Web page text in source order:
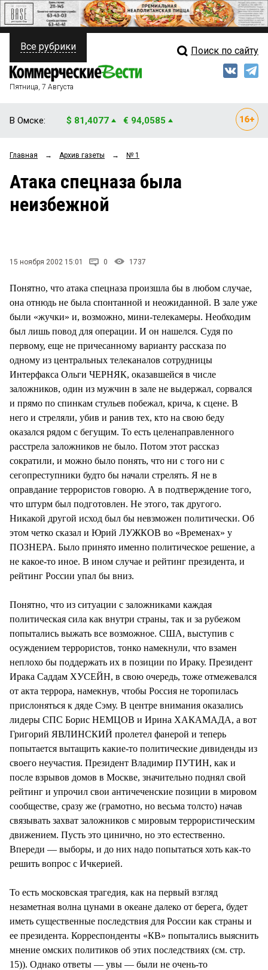
ПОЛИТИКА
ФИНАНСЫ
ОБЩЕСТВО
ЗАКОН
СТИЛЬ ЖИЗНИ
Свежий выпуск
Рейтинги
Все рубрики Поиск по сайту
Пятница, 7 Августа
В Омске: $ 81,4077 € 94,0585
Главная → Архив газеты → № 1
Атака спецназа была
неизбежной
15 ноября 2002 15:01 0 1737
Понятно, что атака спецназа произшла бы в любом случае,
она отнюдь не была спонтанной и неожиданной. В зале уже
были «жучки» и, возможно, мини-телекамеры. Необходим
был лишь повод для операции. И он нашелся. Судя по
первому, еще не причесанному варианту рассказа по
одному из центральных телеканалов сотрудницы
Интерфакса Ольги ЧЕРНЯК, оказавшейся в числе
заложников, один из мужчин в зале не выдержал, сорвался
и прямо по спинкам стульев побежал, крича, к сцене. В
него и стреляли, убив и ранив тех, кто на свою беду
оказался рядом с бегущим. То есть целенаправленного
расстрела заложников не было. Потом этот рассказ
сократили, и можно было понять, что ни с того ни с
сегопреступники будто бы начали стрелять. Я не в
оправдание террористов говорю. А в подтверждение того,
что штурм был подготовлен. Не этого, так другого.
Никакой другой исход был бы невзможен политически. Об
этом четко сказал и Юрий ЛУЖКОВ во «Временах» у
ПОЗНЕРА. Было принято именно политическое решение, а
не какое-то иное. В ином случае и рейтинг президента, и
рейтинг России упал бы вниз.
Понятно, что из ситуации с заложниками каждая
политическая сила как внутри страны, так и за рубежом
попытались выжать все возможное. США, выступив с
осуждением террористов, тонко намекнули, что взамен
неплохо бы поддержать их в позиции по Ираку. Президент
Ирака Саддам ХУСЕЙН, в свою очередь, тоже отмежевался
от акта террора, намекнув, чтобы Россия не торопилась
прислоняться к дяде Сэму. В центре внимания оказались
лидеры СПС Борис НЕМЦОВ и Ирина ХАКАМАДА, а вот
Григорий ЯВЛИНСКИЙ пролетел фанерой и теперь
попытается вытащить какие-то политические дивиденды из
своего неучастия. Президент Владимир ПУТИН, как и
после взрывов домов в Москве, значительно поднял свой
рейтинг и упрочил свои античеченские позиции в мировом
сообществе, сразу же (грамотно, но весьма толсто) начав
связывать захват заложников с мировым террористическим
движением. Пусть это цинично, но это естественно.
Впереди — выборы, и до них надо попытаться хоть как-то
решить вопрос с Ичкерией.
То есть московская трагедия, как на первый взгляд
незаметная волна цунами в океане далеко от берега, будет
иметь существенные последствия для России как страны и
ее президента. Корреспонденты «КВ» попытались выяснить
мнение омских политиков об этих последствиях (см. стр.
15)). Однако ответы — увы — были не очень-то